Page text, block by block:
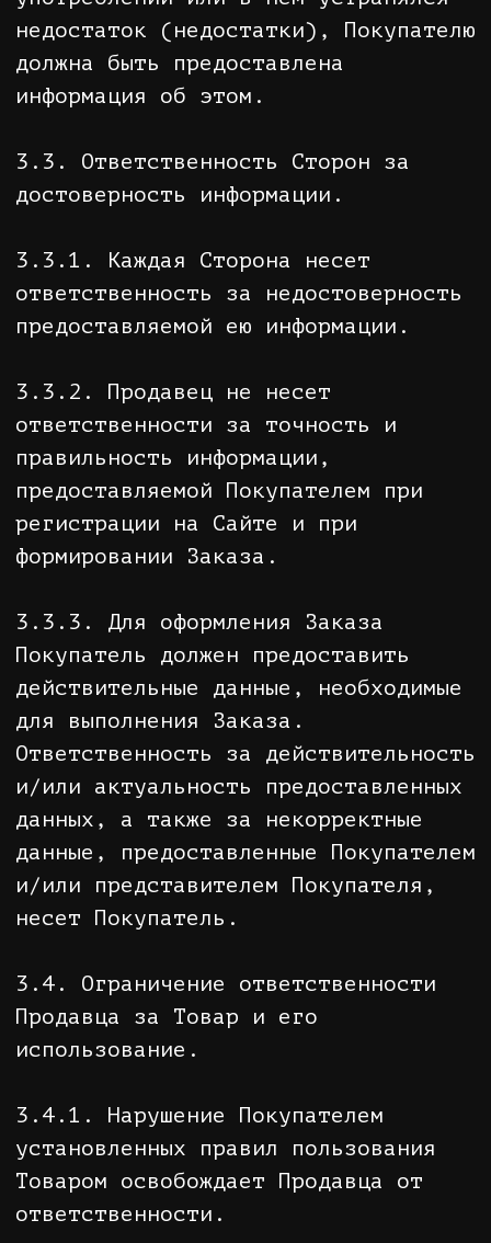
5.2. Способ доставки или получения
Товара Стороны согласовывают при
оформлении Заказа. В случае наличия
технической возможности Стороны
5.3. Продавец вправе доставить
надлежащее выполнение своих
обязательств.
5.4. Стоимость доставки
(исходя из габаритов товара,
региона, формы оплаты и способа
доставки). Итоговая стоимость
доставки Товара согласовывается с
Покупателем посредством телефонного
звонок менеджера интернет-магазина
в момент оформления Заказа.
5.5. Продавец приложит все
возможные усилия для доставки
это будет возможно, с учетом
выбранного способа доставки.
5.6. В случае если доставка Заказа
осуществляется Почтой России,
ответственность за его сохранность
и сроки прохождения по территории
Российской Федерации с момента
передачи отправления в почтовое
отделение несет Почта России.
Рассмотрение рекламаций на розыск
почтовых отправлений производится в
соответствии с правилами работы
Почты России.
произведена в установленные сроки,
но Заказ не был передан Покупателю
производится в новые сроки,
повторной оплаты Покупателем
стоимости услуг по доставке Товара.
5.8. При выборе курьерского способа
пункте выдачи Товара Покупатель